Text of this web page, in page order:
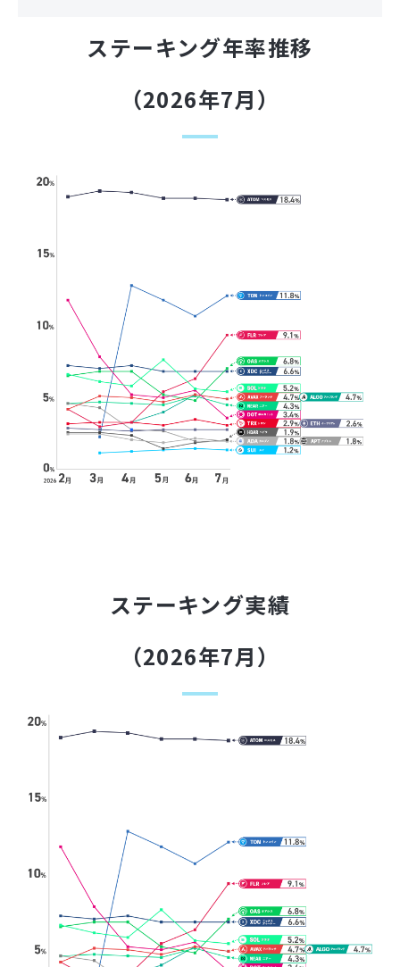
ステーキング年率推移
（2026年7月）
ステーキング実績
（2026年7月）